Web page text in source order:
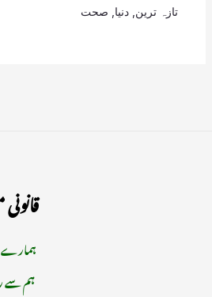
تازہ ترین دنیا صحت
ہم سے